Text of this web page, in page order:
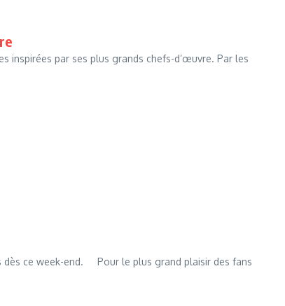
inspirées par ses plus grands chefs-d’œuvre. Par les
dès ce week-end. Pour le plus grand plaisir des fans